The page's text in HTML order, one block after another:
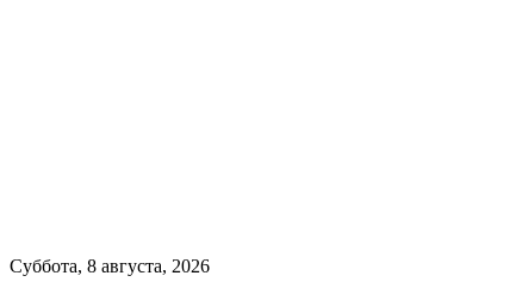
Суббота, 8 августа, 2026